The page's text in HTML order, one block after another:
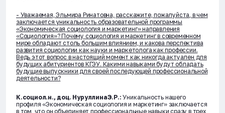
- Уважаемая, Эльмира Ринатовна, расскажите, пожалуйста, в чем
заключается уникальность образовательной программы
«Экономическая социология и маркетинг» направления
«Социология»? Почему социология и маркетинг в современном
мире обладают столь большим влиянием, и какова перспектива
развития социологии как науки и маркетолога как профессии.
Ведь этот вопрос в настоящий момент как никогда актуален для
будущих абитуриентов КГЭУ. Какими навыками будут обладать
будущие выпускники для своей последующей профессиональной
деятельности?
К.социол.н., доц. НуруллинаЭ.Р.: Уникальность нашего
профиля «Экономическая социология и маркетинг» заключается
в том, что он объединяет профессиональные навыки сразу в трех